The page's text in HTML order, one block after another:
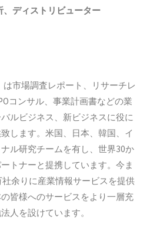
、ディストリビューター
は市場調査レポート、リサーチレ
コンサル、事業計画書などの業
ルビジネス、新ビジネスに役に
します。米国、日本、韓国、イ
ル研究チームを有し、世界30か
トナーと提携しています。今ま
余りに産業情報サービスを提供
皆様へのサービスをより一層充
人を設けています。